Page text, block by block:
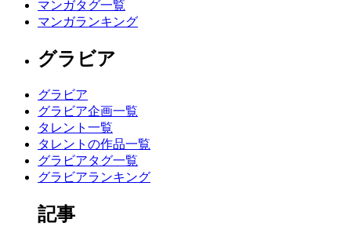
マンガタグ一覧
マンガランキング
グラビア
グラビア
グラビア企画一覧
タレント一覧
タレントの作品一覧
グラビアタグ一覧
グラビアランキング
記事